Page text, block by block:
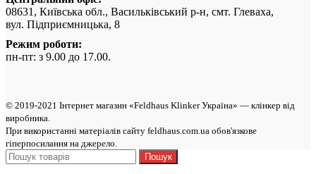
08631, Київська обл., Васильківський р-н, смт. Глеваха,
вул. Підприємницька, 8
Режим роботи:
пн-пт: з 9.00 до 17.00.
© 2019-2021 Інтернет магазин «Feldhaus Klinker Україна» — клінкер від
виробникa.
При використанні матеріалів сайту feldhaus.com.ua обов'язкове
гіперпосилання на джерело.
Пошук